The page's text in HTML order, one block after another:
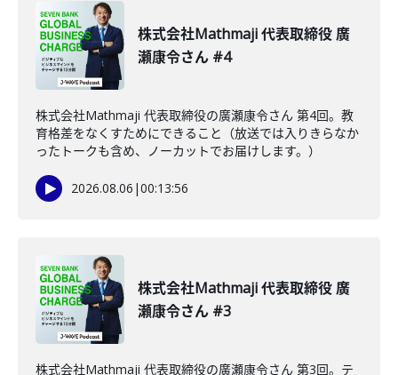
株式会社Mathmaji 代表取締役 廣
瀬康令さん #4
株式会社Mathmaji 代表取締役の廣瀬康令さん 第4回。教
育格差をなくすためにできること（放送では入りきらなか
ったトークも含め、ノーカットでお届けします。）
2026.08.06 |00:13:56
株式会社Mathmaji 代表取締役 廣
瀬康令さん #3
株式会社Mathmaji 代表取締役の廣瀬康令さん 第3回。テ